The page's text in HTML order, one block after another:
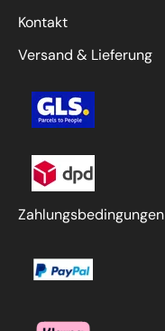
Kontakt
Versand & Lieferung
Zahlungsbedingungen